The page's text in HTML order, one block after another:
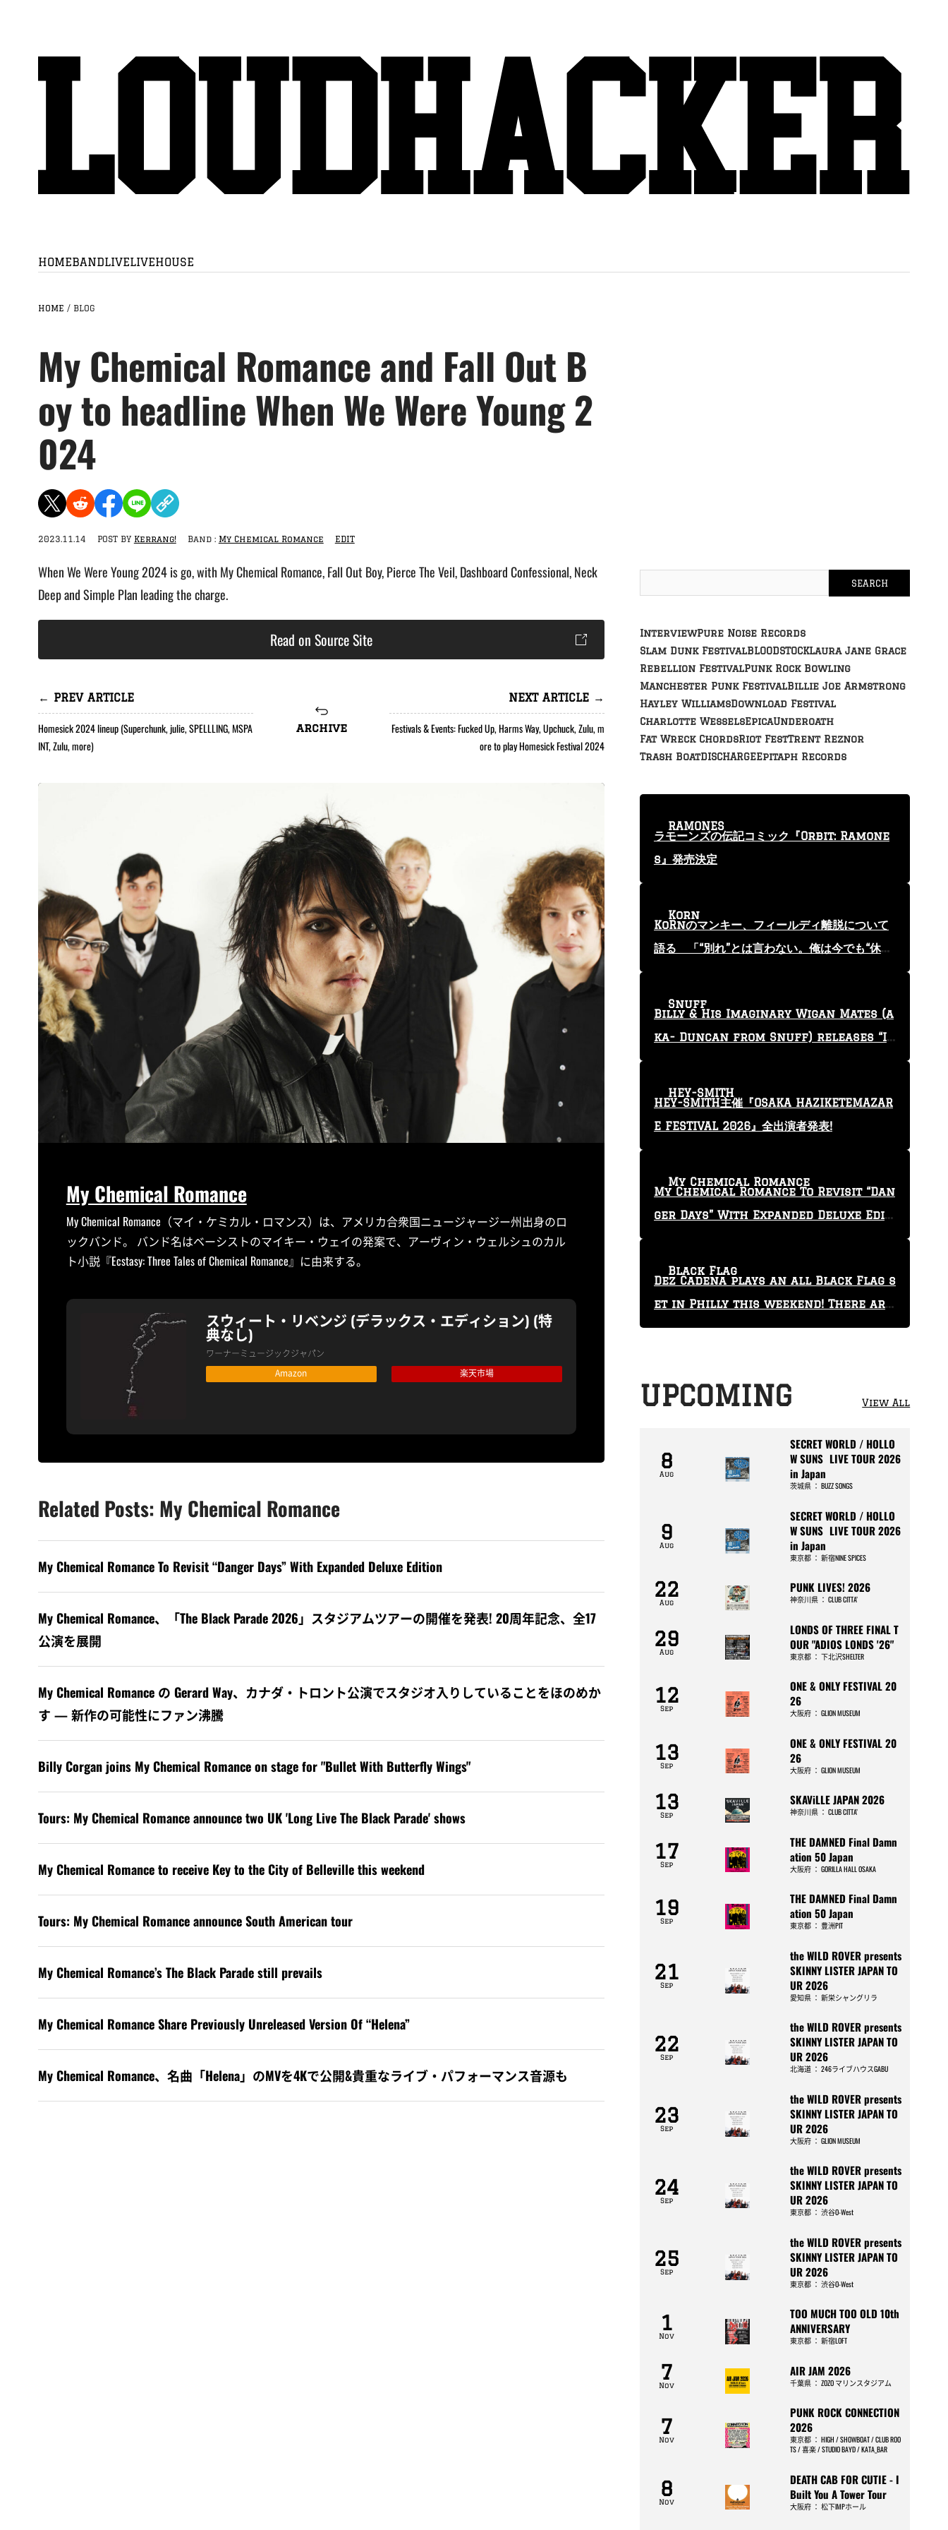
HOMEBANDLIVELIVEHOUSE
HOME / BLOG
My Chemical Romance and Fall Out B
oy to headline When We Were Young 2
024
2023.11.14 POST BY Kerrang! Band : My Chemical Romance EDIT
When We Were Young 2024 is go, with My Chemical Romance, Fall Out Boy, Pierce The Veil, Dashboard Confessional, Neck
Deep and Simple Plan leading the charge.
Read on Source Site
← PREV ARTICLE
Homesick 2024 lineup (Superchunk, julie, SPELLLING, MSPA
INT, Zulu, more)
archive
NEXT ARTICLE →
Festivals & Events: Fucked Up, Harms Way, Upchuck, Zulu, m
ore to play Homesick Festival 2024
My Chemical Romance
My Chemical Romance（マイ・ケミカル・ロマンス）は、アメリカ合衆国ニュージャージー州出身のロ
ックバンド。 バンド名はベーシストのマイキー・ウェイの発案で、アーヴィン・ウェルシュのカル
ト小説『Ecstasy: Three Tales of Chemical Romance』に由来する。
スウィート・リベンジ (デラックス・エディション) (特
典なし)
ワーナーミュージックジャパン
Amazon 楽天市場
Related Posts: My Chemical Romance
My Chemical Romance To Revisit “Danger Days” With Expanded Deluxe Edition
My Chemical Romance、「The Black Parade 2026」スタジアムツアーの開催を発表! 20周年記念、全17
公演を展開
My Chemical Romance の Gerard Way、カナダ・トロント公演でスタジオ入りしていることをほのめか
す — 新作の可能性にファン沸騰
Billy Corgan joins My Chemical Romance on stage for "Bullet With Butterfly Wings"
Tours: My Chemical Romance announce two UK 'Long Live The Black Parade' shows
My Chemical Romance to receive Key to the City of Belleville this weekend
Tours: My Chemical Romance announce South American tour
My Chemical Romance’s The Black Parade still prevails
My Chemical Romance Share Previously Unreleased Version Of “Helena”
My Chemical Romance、名曲「Helena」のMVを4Kで公開&貴重なライブ・パフォーマンス音源も
InterviewPure Noise Records
Slam Dunk FestivalBLOODSTOCKLaura Jane Grace
Rebellion FestivalPunk Rock Bowling
Manchester Punk FestivalBillie Joe Armstrong
Hayley WilliamsDownload Festival
Charlotte WesselsEpicaUnderoath
Fat Wreck ChordsRiot FestTrent Reznor
Trash BoatDISCHARGEEpitaph Records
ラモーンズの伝記コミック『Orbit: Ramone
s』発売決定
RAMONES
KoRnのマンキー、フィールディ離脱について
語る 「“別れ”とは言わない。俺は今でも“休
Korn
Billy & His Imaginary Wigan Mates (a
ka- Duncan from Snuff) releases “I
Snuff
HEY-SMITH主催『OSAKA HAZIKETEMAZAR
E FESTIVAL 2026』全出演者発表!
HEY-SMITH
My Chemical Romance To Revisit “Dan
ger Days” With Expanded Deluxe Editi
My Chemical Romance
Dez Cadena plays an all Black Flag s
et in Philly this weekend! There are
only 29 tickets left!
Black Flag
UPCOMING View All
8
Aug
SECRET WORLD / HOLLO
W SUNS LIVE TOUR 2026
in Japan
茨城県： BUZZ SONGS
9
Aug
SECRET WORLD / HOLLO
W SUNS LIVE TOUR 2026
in Japan
東京都： 新宿NINE SPICES
22
Aug
PUNK LIVES! 2026
神奈川県： CLUB CITTA’
29
Aug
LONDS OF THREE FINAL T
OUR "ADIOS LONDS '26"
東京都： 下北沢SHELTER
12
Sep
ONE & ONLY FESTIVAL 20
26
大阪府： GLION MUSEUM
13
Sep
ONE & ONLY FESTIVAL 20
26
大阪府： GLION MUSEUM
13
Sep
SKAViLLE JAPAN 2026
神奈川県： CLUB CITTA’
17
Sep
THE DAMNED Final Damn
ation 50 Japan
大阪府： GORILLA HALL OSAKA
19
Sep
THE DAMNED Final Damn
ation 50 Japan
東京都： 豊洲PIT
21
Sep
the WILD ROVER presents
SKINNY LISTER JAPAN TO
UR 2026
愛知県： 新栄シャングリラ
22
Sep
the WILD ROVER presents
SKINNY LISTER JAPAN TO
UR 2026
北海道： 246ライブハウスGABU
23
Sep
the WILD ROVER presents
SKINNY LISTER JAPAN TO
UR 2026
大阪府： GLION MUSEUM
24
Sep
the WILD ROVER presents
SKINNY LISTER JAPAN TO
UR 2026
東京都： 渋谷O-West
25
Sep
the WILD ROVER presents
SKINNY LISTER JAPAN TO
UR 2026
東京都： 渋谷O-West
1
Nov
TOO MUCH TOO OLD 10th
ANNIVERSARY
東京都： 新宿LOFT
7
Nov
AIR JAM 2026
千葉県： ZOZO マリンスタジアム
7
Nov
PUNK ROCK CONNECTION
2026
東京都： HIGH / SHOWBOAT / CLUB ROO
TS / 喜楽 / STUDIO BAYD / KATA_BAR
8
Nov
DEATH CAB FOR CUTIE - I
Built You A Tower Tour
大阪府： 松下IMPホール